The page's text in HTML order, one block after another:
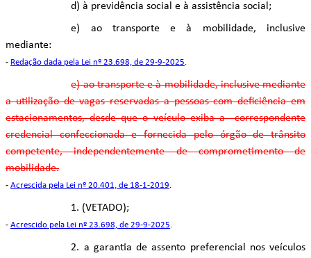
d) à previdência social e à assistência social;
e) ao transporte e à mobilidade, inclusive
mediante:
- Redação dada pela Lei nº 23.698, de 29-9-2025.
e) ao transporte e à mobilidade, inclusive mediante
a utilização de vagas reservadas a pessoas com deficiência em
estacionamentos, desde que o veículo exiba a correspondente
credencial confeccionada e fornecida pelo órgão de trânsito
competente, independentemente de comprometimento de
mobilidade.
- Acrescida pela Lei nº 20.401, de 18-1-2019.
1. (VETADO);
- Acrescido pela Lei nº 23.698, de 29-9-2025.
2. a garantia de assento preferencial nos veículos